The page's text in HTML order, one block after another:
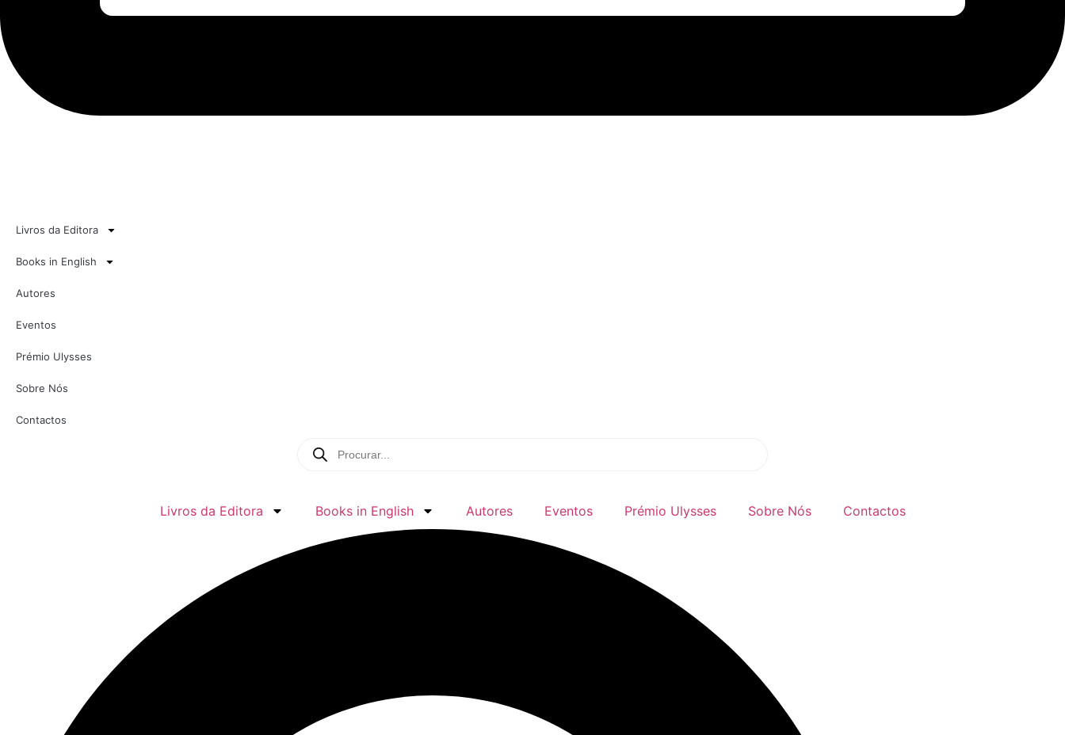
Livros da Editora
Books in English
Autores
Eventos
Prémio Ulysses
Sobre Nós
Contactos
Products
search
Livros da Editora Books in English Autores Eventos Prémio Ulysses Sobre Nós Contactos